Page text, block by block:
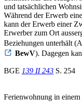
und tatsächlichen
Während der Erwerb
kann der Erwerb einer
Erwerber zum Ort
Beziehungen unterhält
BewV). Dagegen
BGE 139 II 243 S. 254
Ferienwohnung in